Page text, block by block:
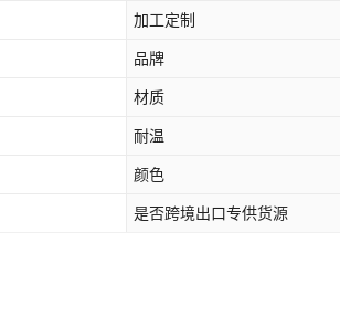
加工定制
品牌
材质
耐温
颜色
是否跨境出口专供货源